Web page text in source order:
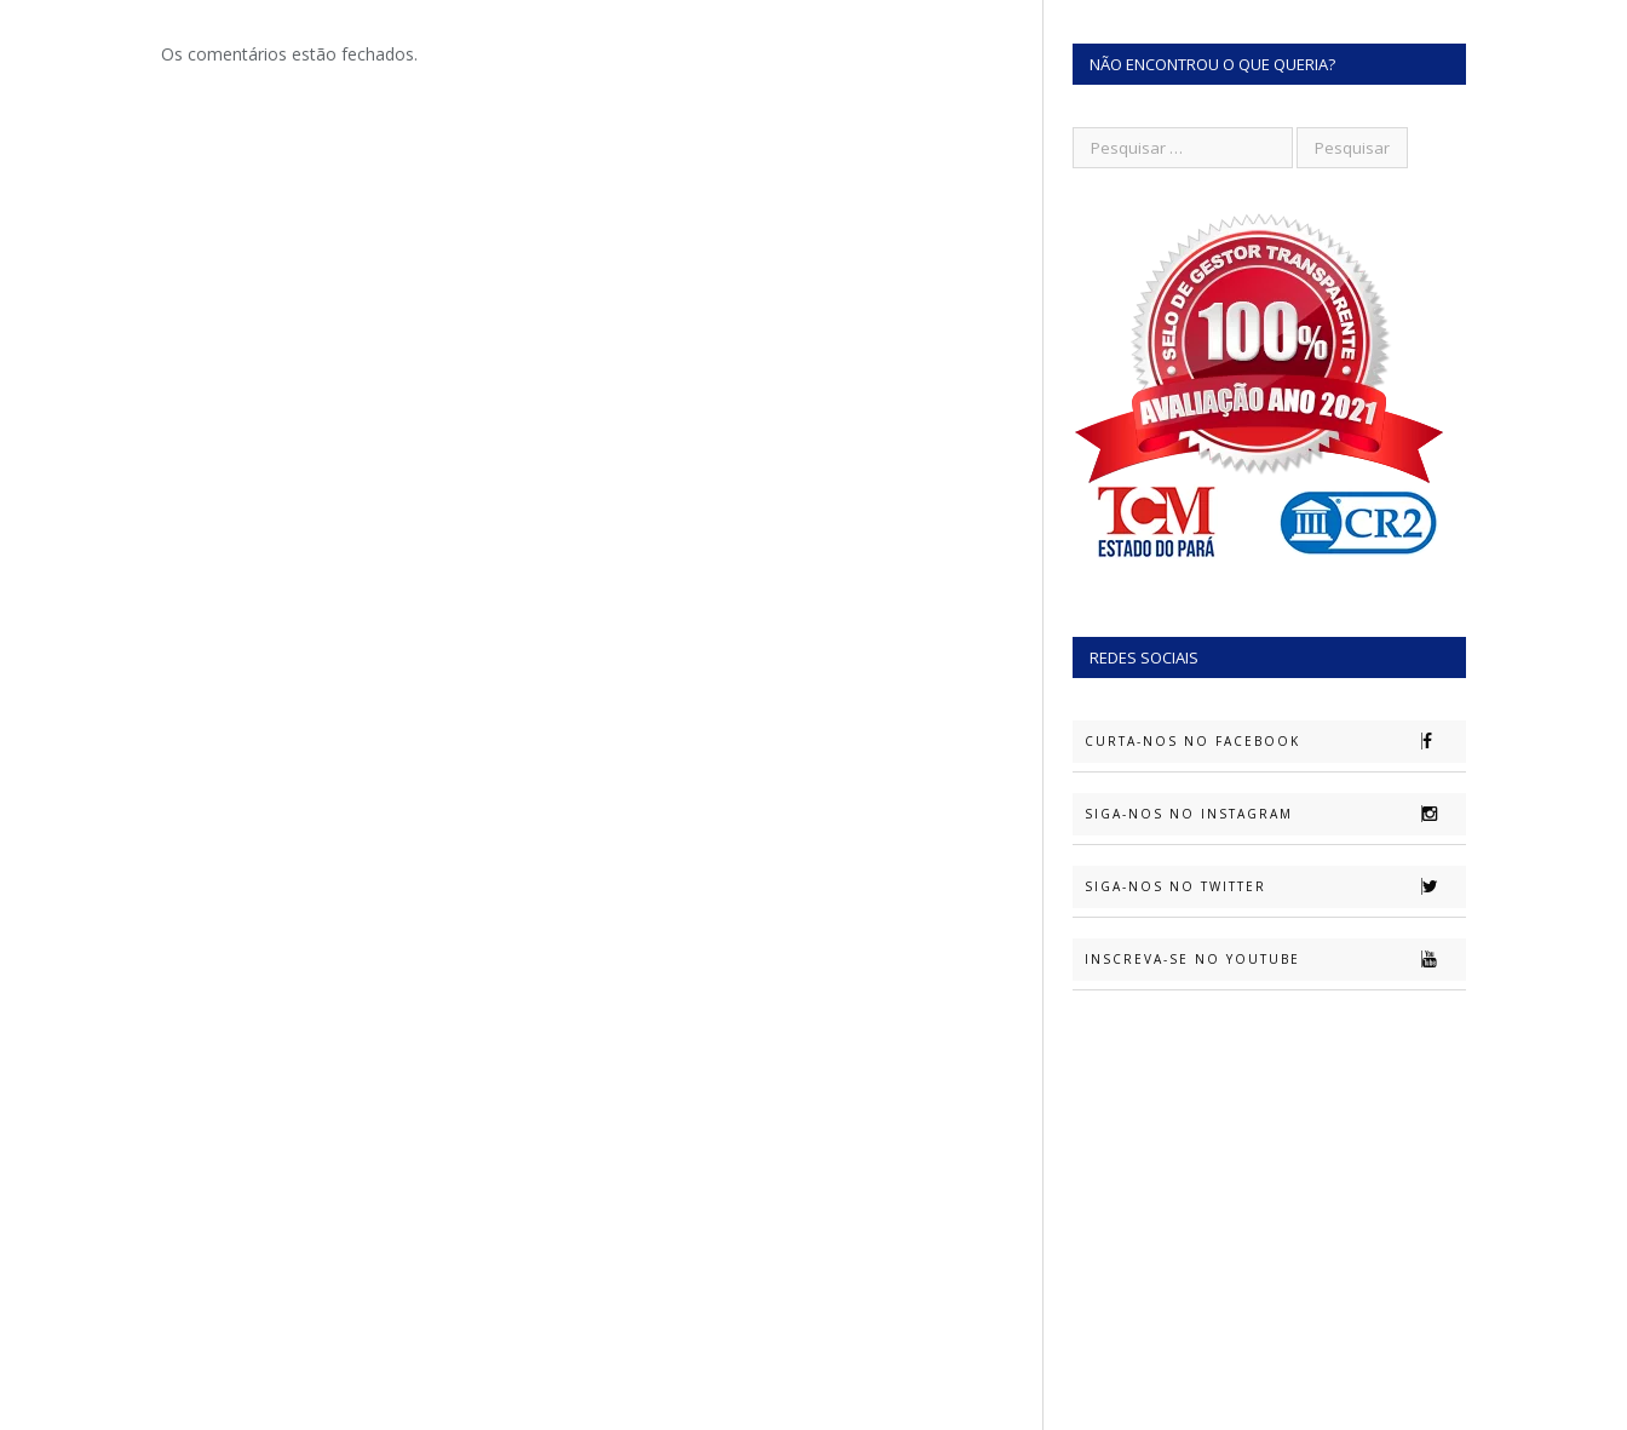
Os comentários estão fechados. NÃO ENCONTROU O QUE QUERIA?
REDES SOCIAIS
CURTA-NOS NO FACEBOOK
SIGA-NOS NO INSTAGRAM
SIGA-NOS NO TWITTER
INSCREVA-SE NO YOUTUBE